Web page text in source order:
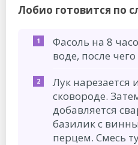
Лобио готовится по
Фасоль на 8
воде, после
Лук нарезается
сковороде.
добавляется
базилик с
перцем. Смесь